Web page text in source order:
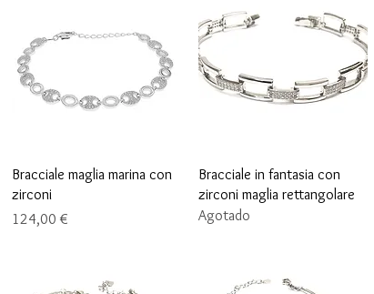
Vista rápida
Bracciale maglia marina con
zirconi
Precio
124,00 €
Vista rápida
Bracciale in fantasia con
zirconi maglia rettangolare
Agotado